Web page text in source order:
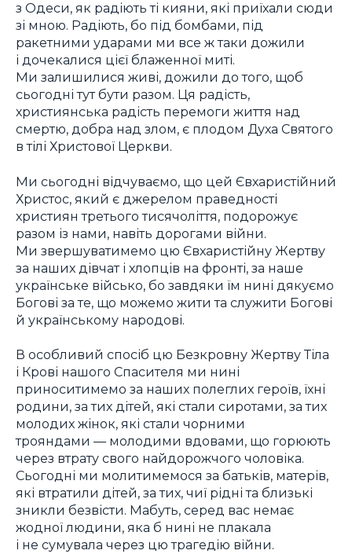
з Одеси, як радіють ті кияни, які приїхали сюди
зі мною. Радіють, бо під бомбами, під
ракетними ударами ми все ж таки дожили
і дочекалися цієї блаженної миті.
Ми залишилися живі, дожили до того, щоб
сьогодні тут бути разом. Ця радість,
християнська радість перемоги життя над
смертю, добра над злом, є плодом Духа Святого
в тілі Христової Церкви.
Ми сьогодні відчуваємо, що цей Євхаристійний
Христос, який є джерелом праведності
християн третього тисячоліття, подорожує
разом із нами, навіть дорогами війни.
Ми звершуватимемо цю Євхаристійну Жертву
за наших дівчат і хлопців на фронті, за наше
українське військо, бо завдяки їм нині дякуємо
Богові за те, що можемо жити та служити Богові
й українському народові.
В особливий спосіб цю Безкровну Жертву Тіла
і Крові нашого Спасителя ми нині
приноситимемо за наших полеглих героїв, їхні
родини, за тих дітей, які стали сиротами, за тих
молодих жінок, які стали чорними
трояндами — молодими вдовами, що горюють
через втрату свого найдорожчого чоловіка.
Сьогодні ми молитимемося за батьків, матерів,
які втратили дітей, за тих, чиї рідні та близькі
зникли безвісти. Мабуть, серед вас немає
жодної людини, яка б нині не плакала
і не сумувала через цю трагедію війни.